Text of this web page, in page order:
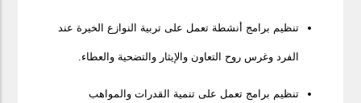
تنظيم برامج أنشطة تعمل على تربية النوازع الخيرة عند
الفرد وغرس روح التعاون والإيثار والتضحية والعطاء.
تنظيم برامج تعمل على تنمية القدرات والمواهب